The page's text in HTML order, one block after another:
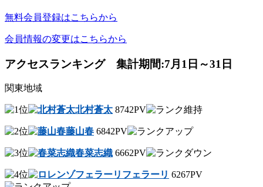
無料会員登録はこちらから
会員情報の変更はこちらから
アクセスランキング 集計期間:7月1日～31日
関東地域
北村蒼太 8742PV
藤山春 6842PV
春菜志織 6662PV
フェラーリ 6267PV